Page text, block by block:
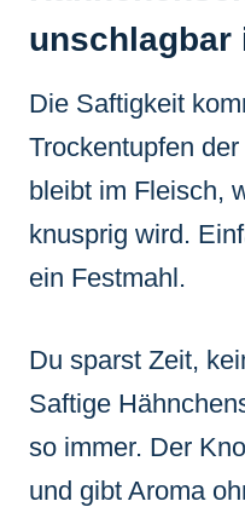
unschlagbar
Die Saftigkeit
Trockentupfen
bleibt im Fleisch,
knusprig wird.
ein Festmahl.
Du sparst Zeit,
Saftige
so immer. Der
und gibt Aroma